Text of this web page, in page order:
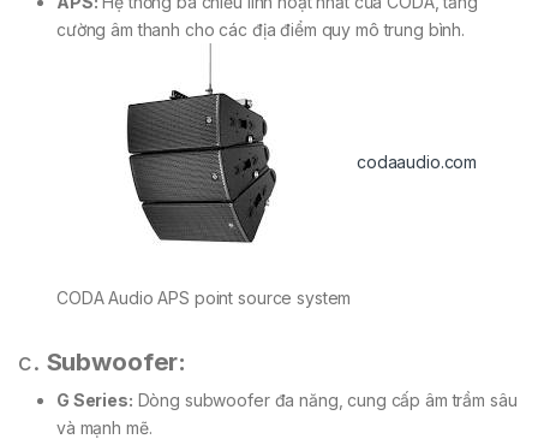
cường âm thanh cho các địa điểm quy mô trung bình.
codaaudio.com
CODA Audio APS point source system
c. Subwoofer:
G Series: Dòng subwoofer đa năng, cung cấp âm trầm sâu
và mạnh mẽ.